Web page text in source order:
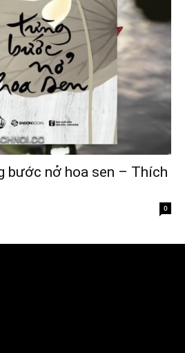
bước nở hoa sen – Thích
0